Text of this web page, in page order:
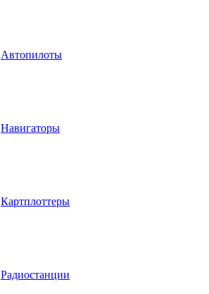
Автопилоты
Навигаторы
Картплоттеры
Радиостанции